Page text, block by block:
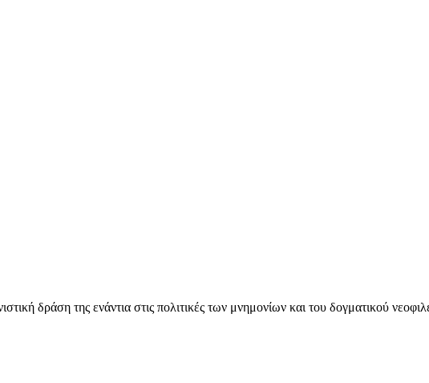
δράση της ενάντια στις πολιτικές των μνημονίων και του δογματικού